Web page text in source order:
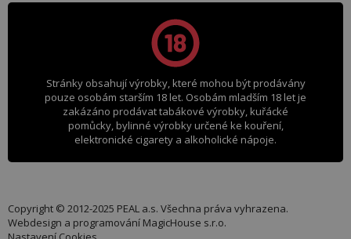
Stránky obsahují výrobky, které mohou být prodávány
pouze osobám starším 18 let. Osobám mladším 18 let je
zakázáno prodávat tabákové výrobky, kuřácké
pomůcky, bylinné výrobky určené ke kouření,
elektronické cigarety a alkoholické nápoje.
Copyright © 2012-2025 PEAL a.s. Všechna práva vyhrazena.
Webdesign a programování MagicHouse s.r.o.